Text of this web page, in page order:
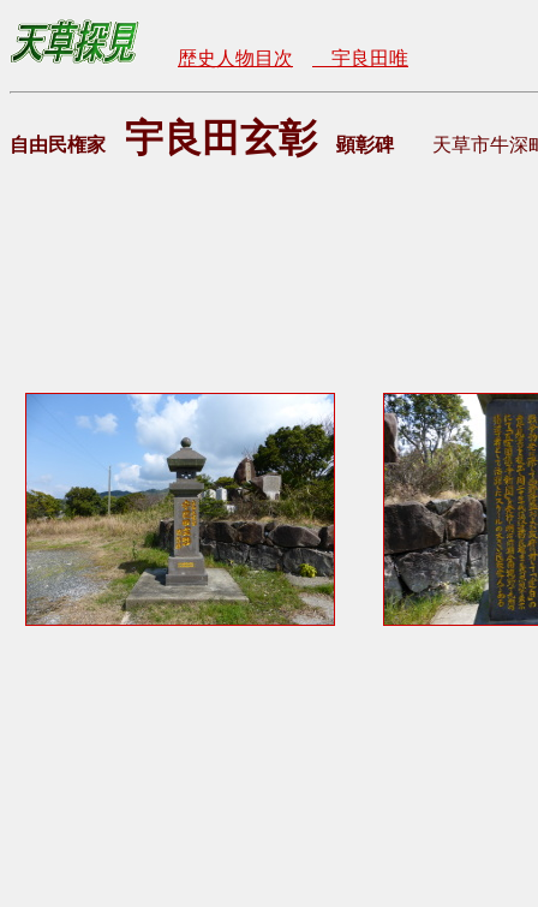
歴史人物目次 宇良田唯
自由民権家 宇良田玄彰顕彰碑天草市牛深